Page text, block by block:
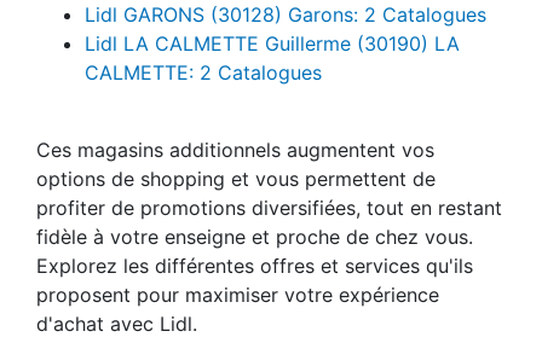
Lidl GARONS (30128) Garons: 2 Catalogues
Lidl LA CALMETTE Guillerme (30190) LA
CALMETTE: 2 Catalogues
Ces magasins additionnels augmentent vos
options de shopping et vous permettent de
profiter de promotions diversifiées, tout en restant
fidèle à votre enseigne et proche de chez vous.
Explorez les différentes offres et services qu'ils
proposent pour maximiser votre expérience
d'achat avec Lidl.